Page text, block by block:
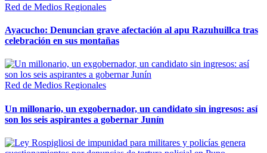
Red de Medios Regionales
Ayacucho: Denuncian grave afectación al apu Razuhuillca tras
celebración en sus montañas
Red de Medios Regionales
Un millonario, un exgobernador, un candidato sin ingresos: así
son los seis aspirantes a gobernar Junín